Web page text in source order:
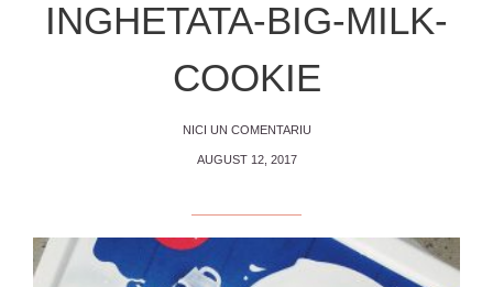
INGHETATA-BIG-MILK-
COOKIE
NICI UN COMENTARIU
AUGUST 12, 2017